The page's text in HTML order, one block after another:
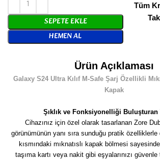
SEPETE EKLE
HEMEN AL
Tüm
Ürün Açıklaması
Galaxy S24 Ultra Kılıf M-Safe Şarj Özellikli
Kapak
Şıklık ve Fonksiyonelliği Buluşturan
Cihazınız için özel olarak tasarlanan Zore
görünümünün yanı sıra sunduğu pratik
kısmındaki mıknatıslı kapak bölmesi
taşıma kartı veya nakit gibi eşyalarınızı